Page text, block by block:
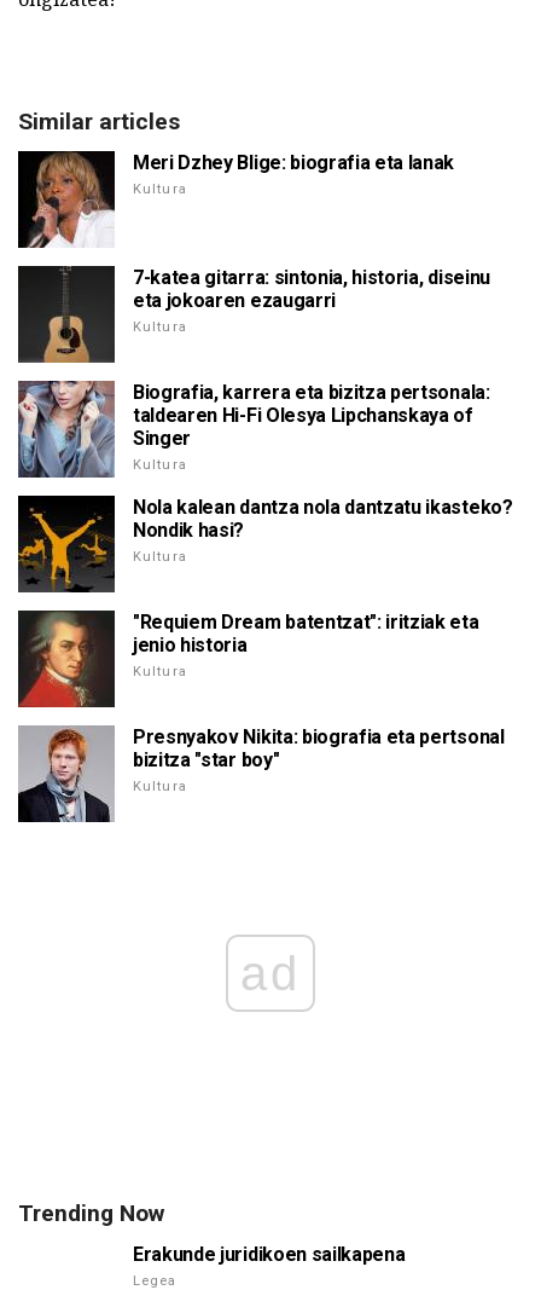
Similar articles
Meri Dzhey Blige: biografia eta lanak
Kultura
7-katea gitarra: sintonia, historia, diseinu
eta jokoaren ezaugarri
Kultura
Biografia, karrera eta bizitza pertsonala:
taldearen Hi-Fi Olesya Lipchanskaya of
Singer
Kultura
Nola kalean dantza nola dantzatu ikasteko?
Nondik hasi?
Kultura
"Requiem Dream batentzat": iritziak eta
jenio historia
Kultura
Presnyakov Nikita: biografia eta pertsonal
bizitza "star boy"
Kultura
ad
Trending Now
Erakunde juridikoen sailkapena
Legea